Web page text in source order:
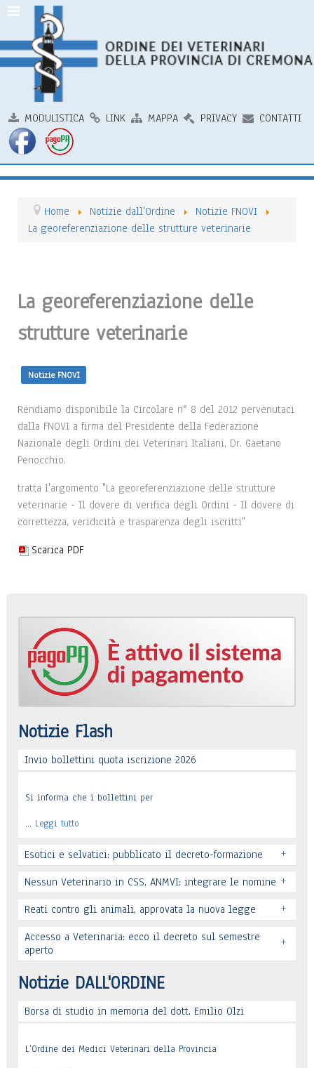
MODULISTICA LINK MAPPA PRIVACY CONTATTI
Home Notizie dall'Ordine
Notizie FNOVI
La georeferenziazione delle strutture veterinarie
La georeferenziazione delle
strutture veterinarie
Notizie FNOVI
Rendiamo disponibile la Circolare n° 8 del 2012 pervenutaci
dalla FNOVI a firma del Presidente della Federazione
Nazionale degli Ordini dei Veterinari Italiani, Dr. Gaetano
Penocchio.
tratta l'argomento "La georeferenziazione delle strutture
veterinarie - Il dovere di verifica degli Ordini - Il dovere di
correttezza, veridicità e trasparenza degli iscritti"
Scarica PDF
Notizie Flash
Invio bollettini quota iscrizione 2026
Si informa che i bollettini per
… Leggi tutto
Esotici e selvatici: pubblicato il decreto-formazione +
Leggi tutto
Nessun Veterinario in CSS, ANMVI: integrare le nomine +
Leggi tutto
Reati contro gli animali, approvata la nuova legge +
Leggi tutto
Accesso a Veterinaria: ecco il decreto sul semestre
aperto
+
Leggi tutto
Notizie DALL'ORDINE
Borsa di studio in memoria del dott. Emilio Olzi
L’Ordine dei Medici Veterinari della Provincia